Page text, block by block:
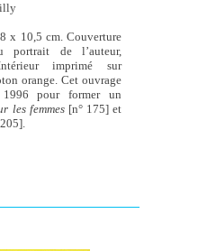
x 10,5 cm. Couverture
portrait de l’auteur,
imprimé sur
orange. Cet ouvrage
pour former un
les femmes[n° 175] et